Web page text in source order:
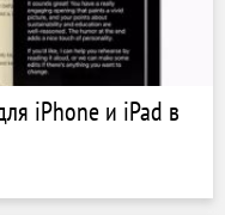
iPhone и iPad в